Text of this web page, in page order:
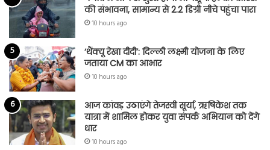
की संभावना, सामान्य से 2.2 डिग्री नीचे पहुंचा पारा
10 hours ago
‘थैंक्यू रेखा दीदी’: दिल्ली लक्ष्मी योजना के लिए
जताया CM का आभार
10 hours ago
आज कांवड़ उठाएंगे तेजस्वी सूर्या, ऋषिकेश तक
यात्रा में शामिल होकर युवा संपर्क अभियान को देंगे
धार
10 hours ago